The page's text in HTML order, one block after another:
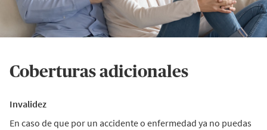
Coberturas adicionales
Invalidez
En caso de que por un accidente o enfermedad ya no puedas